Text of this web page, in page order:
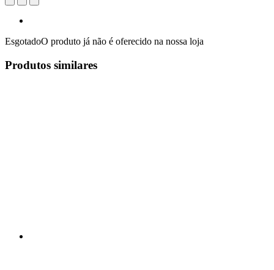
EsgotadoO produto já não é oferecido na nossa loja
Produtos similares